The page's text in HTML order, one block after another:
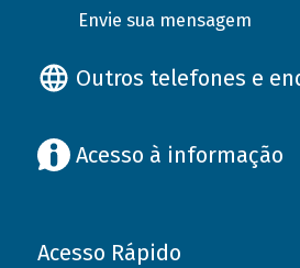
Envie sua mensagem
Outros telefones e
Acesso à informação
Acesso Rápido